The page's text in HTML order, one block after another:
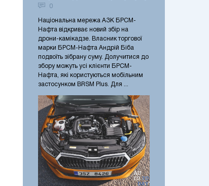
0
Національна мережа АЗК БРСМ-
Нафта відкриває новий збір на
дрони-камікадзе. Власник торгової
марки БРСМ-Нафта Андрій Біба
подвоїть зібрану суму. Долучитися до
збору можуть усі клієнти БРСМ-
Нафта, які користуються мобільним
застосунком BRSM Plus. Для ...